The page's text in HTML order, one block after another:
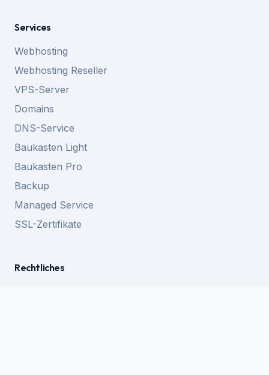
Services
Webhosting
Webhosting Reseller
VPS-Server
Domains
DNS-Service
Baukasten Light
Baukasten Pro
Backup
Managed Service
SSL-Zertifikate
Rechtliches